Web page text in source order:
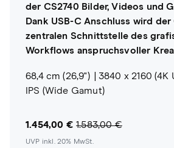
der CS2740 Bilder, Videos und
Dank USB-C Anschluss wird der
zentralen Schnittstelle des
Workflows anspruchsvoller
68,4 cm (26,9")
3840 x 2160 (4K
IPS (Wide Gamut)
1.454,00 € 1.583,00 €
UVP inkl. 20% MwSt.